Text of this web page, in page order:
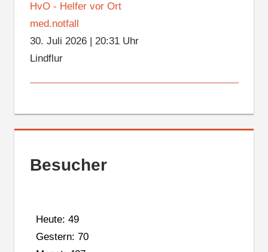
HvO - Helfer vor Ort
med.notfall
30. Juli 2026| 20:31 Uhr
Lindflur
Besucher
Heute: 49
Gestern: 70